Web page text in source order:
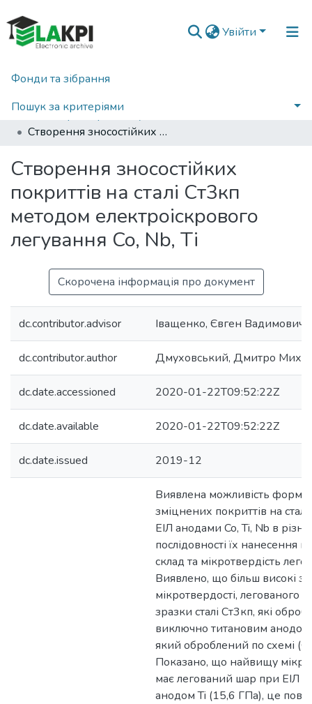
Увійти
Фонди та зібрання
Пошук за критеріями
Статистика
Головна
Створення зносостійких покриттів на сталі Ст3кп методом електроіскрового легування Co, Nb, Ti
Створення зносостійких
покриттів на сталі Ст3кп
методом електроіскрового
легування Co, Nb, Ti
Скорочена інформація про документ
dc.contributor.advisor Іващенко, Євген Вадимович
dc.contributor.author Дмуховський, Дмитро
dc.date.accessioned 2020-01-22T09:52:22Z
dc.date.available 2020-01-22T09:52:22Z
dc.date.issued 2019-12
Виявлена можливість
зміцнених покриттів на
ЕІЛ анодами Co, Ti, Nb в
послідовності їх нанесення
склад та мікротвердість
Виявлено, що більш високі
мікротвердості, легованого
зразки сталі Ст3кп, які
виключно титановим анодом
який оброблений по схемі
Показано, що найвищу
має легований шар при ЕІЛ
анодом Ti (15,6 ГПа), це